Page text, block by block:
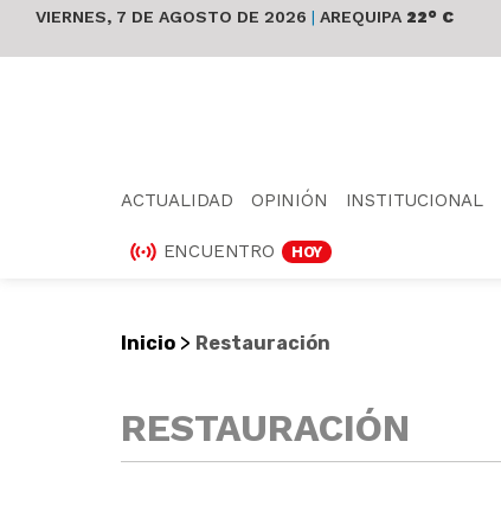
VIERNES, 7 DE AGOSTO DE 2026 | AREQUIPA 22° C
ACTUALIDAD OPINIÓN INSTITUCIONAL
ENCUENTRO HOY
Inicio > Restauración
RESTAURACIÓN